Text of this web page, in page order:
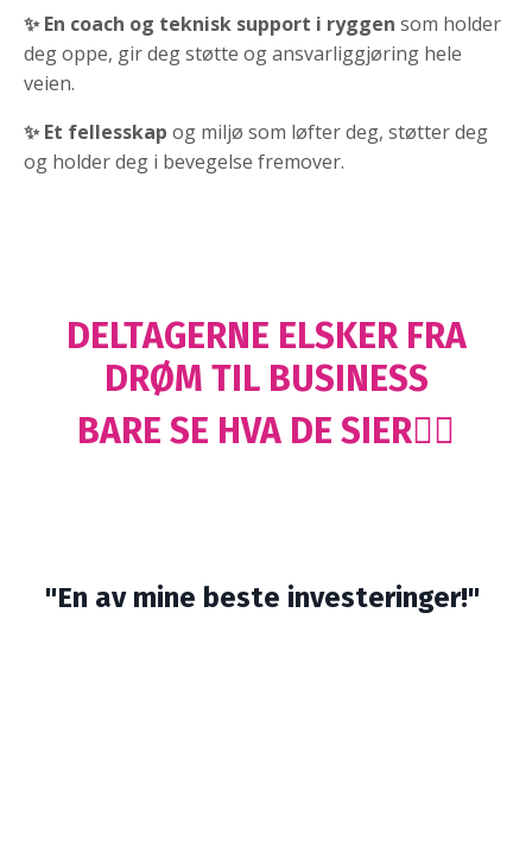
✨ En coach og teknisk support i ryggen som holder
deg oppe, gir deg støtte og ansvarliggjøring hele
veien.
✨ Et fellesskap og miljø som løfter deg, støtter deg
og holder deg i bevegelse fremover.
DELTAGERNE ELSKER FRA
DRØM TIL BUSINESS
BARE SE HVA DE SIER👇🏻
"En av mine beste investeringer!"